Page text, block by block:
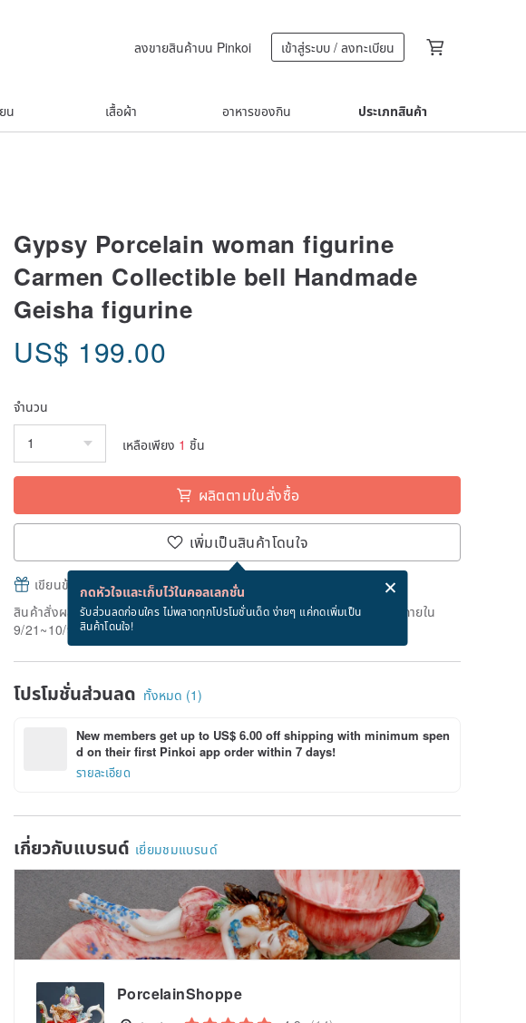
ลงขายสินค้าบน Pinkoi เข้าสู่ระบบ / ลงทะเบียน
น เสื้อผ้า อาหารของกิน ประเภทสินค้า
Gypsy Porcelain woman figurine
Carmen Collectible bell Handmade
Geisha figurine
US$ 199.00
จำนวน
เหลือเพียง 1 ชิ้น
ผลิตตามใบสั่งซื้อ
เพิ่มเป็นสินค้าโดนใจ
กดหัวใจและเก็บไว้ในคอลเลกชั่น
รับส่วนลดก่อนใคร ไม่พลาดทุกโปรโมชั่นเด็ด ง่ายๆ แค่กดเพิ่มเป็น
สินค้าโดนใจ!
เขียนข้อความและส่ง eCard ฟรีเมื่อซื้อสินค้า!
สินค้าสั่งผลิต" ใช้เวลาผลิต 30 วันทำการหลังจากชำระเงิน สั่งตอนนี้จะได้รับภายใน
9/21~10/9
โปรโมชั่นส่วนลด ทั้งหมด (1)
New members get up to US$ 6.00 off shipping with minimum spen
d on their first Pinkoi app order within 7 days!
รายละเอียด
เกี่ยวกับแบรนด์ เยี่ยมชมแบรนด์
PorcelainShoppe